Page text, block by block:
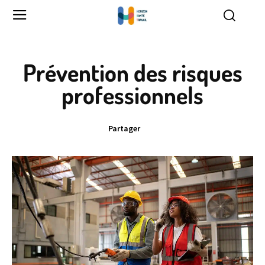
Prévention des risques
professionnels
Partager